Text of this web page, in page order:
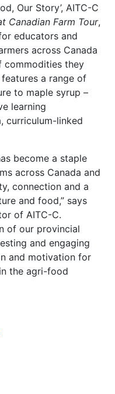
Our Story’, AITC-C
Canadian Farm Tour,
educators and
across Canada
commodities they
a range of
to maple syrup –
learning
curriculum-linked
become a staple
across Canada and
connection and a
and food,” says
of AITC-C.
of our provincial
and engaging
and motivation for
the agri-food